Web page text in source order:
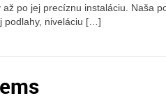
po jej precíznu instaláciu. Naša
podlahy, niveláciu […]